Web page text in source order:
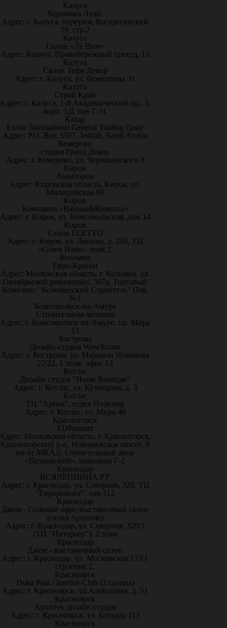
Калуга
Керамика Люкс
Адрес: г. Калуга, переулок Воскресенский
29, стр.2
Калуга
Салон «Ле Вин»
Адрес: Калуга, Правобережный проезд, 13
Калуга
Салон Тефи Декор
Адрес: г. Калуга, ул. Фомушина 31
Калуга
Строй Край
г. Калуга, 1-й Академический пр., 5,
корп. 1Д, пав Г-11
Катар
Exotic International General Trading Qatar
Адрес: P.O. Box 3507, Jeddah, Saudi Arabia
Кемерово
студия Гранд Декор
Адрес: г. Кемерово, ул. Черняховского 3
Киров
Акватория
Адрес: Кировская область, Киров, ул.
Милицейская 80
Киров
Компания «Ванная&Комната»
Адрес: г. Киров, ул. Комсомольская, дом 14
Киров
Салон ELETTO
Адрес: г. Киров, ул. Ленина, д. 205, ТЦ
«Green Haus», этаж 2
Коломна
Евро-Краски
Адрес: Московская область, г. Коломна, ул.
Октябрьской революции, 387а, Торговый
Комплекс "Коломенский Строитель" Пав.
№1
Комсомольск-на-Амуре
Строительная мозаика
Адрес: г. Комсомольск-на-Амуре, пр. Мира
13
Кострома
Дизайн-студия WowRoom
Адрес: г. Кострома, ул. Маршала Новикова
22/22, 1 этаж, офис 13
Котлас
Дизайн студия "Home Boutique"
Адрес: г. Котлас, ул. Кузнецова, д. 3
Котлас
ТЦ "Арена", отдел Позитиф
Адрес: г. Котлас, ул. Мира 46
Красногорск
FDPmaster
Московская область, г. Красногорск,
Красногорский р-н, Новорижское шоссе, 9
км от МКАД. Строительный двор
«Петровский», павильон Г-2
Краснодар
ВСЯЛЕПНИНА.РУ
Адрес: г. Краснодар, ул. Северная, 320, ТЦ
"Евроремонт", пав.112
Краснодар
Джем - Главный офис/выставочный салон
(склад Артполе)
Адрес: г. Краснодар, ул. Северная, 320/1
(ТЦ "Интерьер"), 2 этаж
Краснодар
Джем - выставочный салон
Адрес: г. Краснодар, ул. Московская 133/1
строение 2.
Красноярск
Doka Pola / Interior-Club (2 салона)
Адрес: г. Красноярск, ул.Алекссеева, д. 51
Красноярск
Архитек дизайн студия
Адрес: г. Красноярск, ул. Бограда 113
Красноярск